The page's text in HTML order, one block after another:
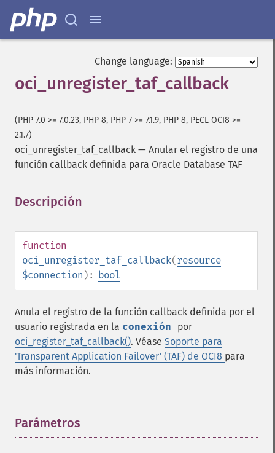
Change language:
oci_unregister_taf_callback
(PHP 7.0 >= 7.0.23, PHP 8, PHP 7 >= 7.1.9, PHP 8, PECL OCI8 >=
2.1.7)
oci_unregister_taf_callback — Anular el registro de una
función callback definida para Oracle Database TAF
Descripción
function
oci_unregister_taf_callback(resource
$connection ): bool
Anula el registro de la función callback definida por el
usuario registrada en la conexión por
oci_register_taf_callback(). Véase Soporte para
'Transparent Application Failover' (TAF) de OCI8 para
más información.
Parámetros